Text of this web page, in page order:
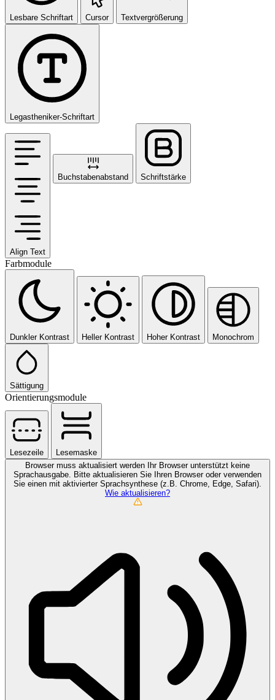
Lesbare Schriftart Cursor Textvergrößerung
Legastheniker-Schriftart
Align Text
Buchstabenabstand Schriftstärke
Farbmodule
Dunkler Kontrast Heller Kontrast Hoher Kontrast Monochrom
Sättigung
Orientierungsmodule
Lesezeile
Lesemaske
Browser muss aktualisiert werden
Ihr Browser unterstützt keine
Sprachausgabe. Bitte aktualisieren Sie Ihren Browser oder verwenden
Sie einen mit aktivierter Sprachsynthese (z.B. Chrome, Edge, Safari).
Wie aktualisieren?